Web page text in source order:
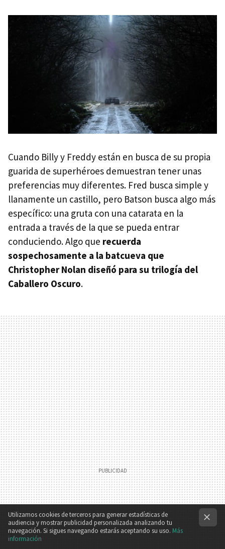
Cuando Billy y Freddy están en busca de su propia
guarida de superhéroes demuestran tener unas
preferencias muy diferentes. Fred busca simple y
llanamente un castillo, pero Batson busca algo más
específico: una gruta con una catarata en la
entrada a través de la que se pueda entrar
conduciendo. Algo que recuerda
sospechosamente a la batcueva que
Christopher Nolan diseñó para su trilogía del
Caballero Oscuro.
Utilizamos cookies de terceros para generar estadísticas de
audiencia y mostrar publicidad personalizada analizando tu
navegación. Si sigues navegando estarás aceptando su uso. Más
información